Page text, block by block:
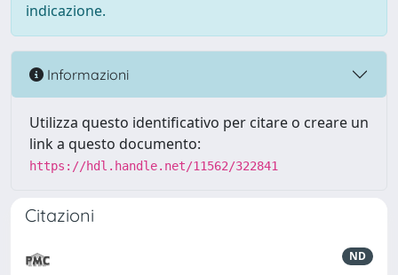
indicazione.
Informazioni
Utilizza questo identificativo per citare o creare un
link a questo documento:
https://hdl.handle.net/11562/322841
Citazioni
ND